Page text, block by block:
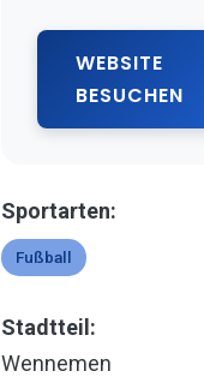
WEBSITE
BESUCHEN
Sportarten:
Fußball
Stadtteil:
Wennemen